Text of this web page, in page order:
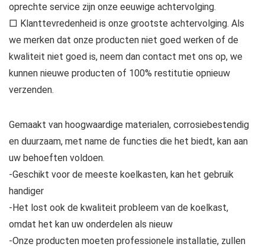
oprechte service zijn onze eeuwige achtervolging.
□ Klanttevredenheid is onze grootste achtervolging. Als
we merken dat onze producten niet goed werken of de
kwaliteit niet goed is, neem dan contact met ons op, we
kunnen nieuwe producten of 100% restitutie opnieuw
verzenden.
Gemaakt van hoogwaardige materialen, corrosiebestendig
en duurzaam, met name de functies die het biedt, kan aan
uw behoeften voldoen.
-Geschikt voor de meeste koelkasten, kan het gebruik
handiger
-Het lost ook de kwaliteit probleem van de koelkast,
omdat het kan uw onderdelen als nieuw
-Onze producten moeten professionele installatie, zullen